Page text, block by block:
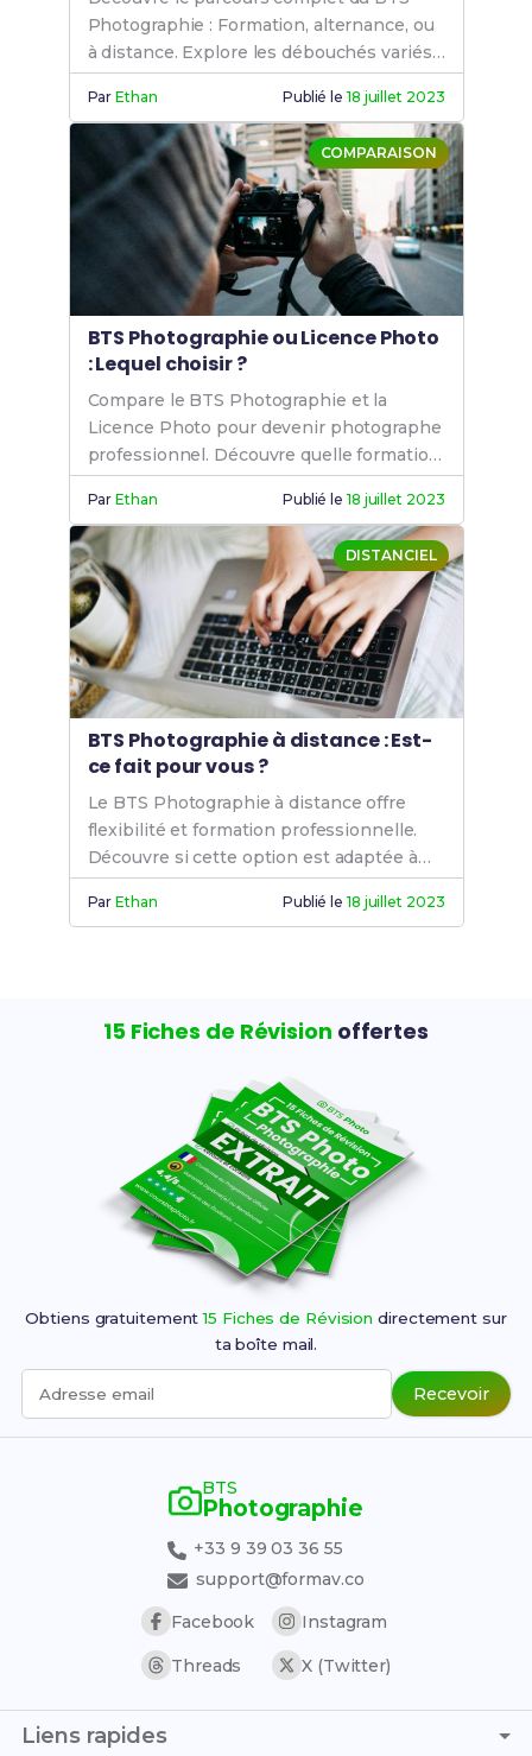
Photographie : Formation, alternance, ou
à distance. Explore les débouchés variés
et choisis la meilleure école de
photographie pour réussir.
ParEthan Publié le 18 juillet 2023
COMPARAISON
BTS Photographie ou Licence Photo
: Lequel choisir ?
Compare le BTS Photographie et la
Licence Photo pour devenir photographe
professionnel. Découvre quelle formation
correspond le mieux à ton projet et tes
objectifs.
ParEthan Publié le 18 juillet 2023
DISTANCIEL
BTS Photographie à distance : Est-
ce fait pour vous ?
Le BTS Photographie à distance offre
flexibilité et formation professionnelle.
Découvre si cette option est adaptée à
tes besoins et objectifs pour devenir
photographe.
ParEthan Publié le 18 juillet 2023
15 Fiches de Révision offertes
Obtiens gratuitement15 Fiches de Révision directement sur
ta boîte mail.
Adresse email Recevoir
BTS
Photographie
+33 9 39 03 36 55
support@formav.co
Facebook
Instagram
Threads X (Twitter)
Liens rapides